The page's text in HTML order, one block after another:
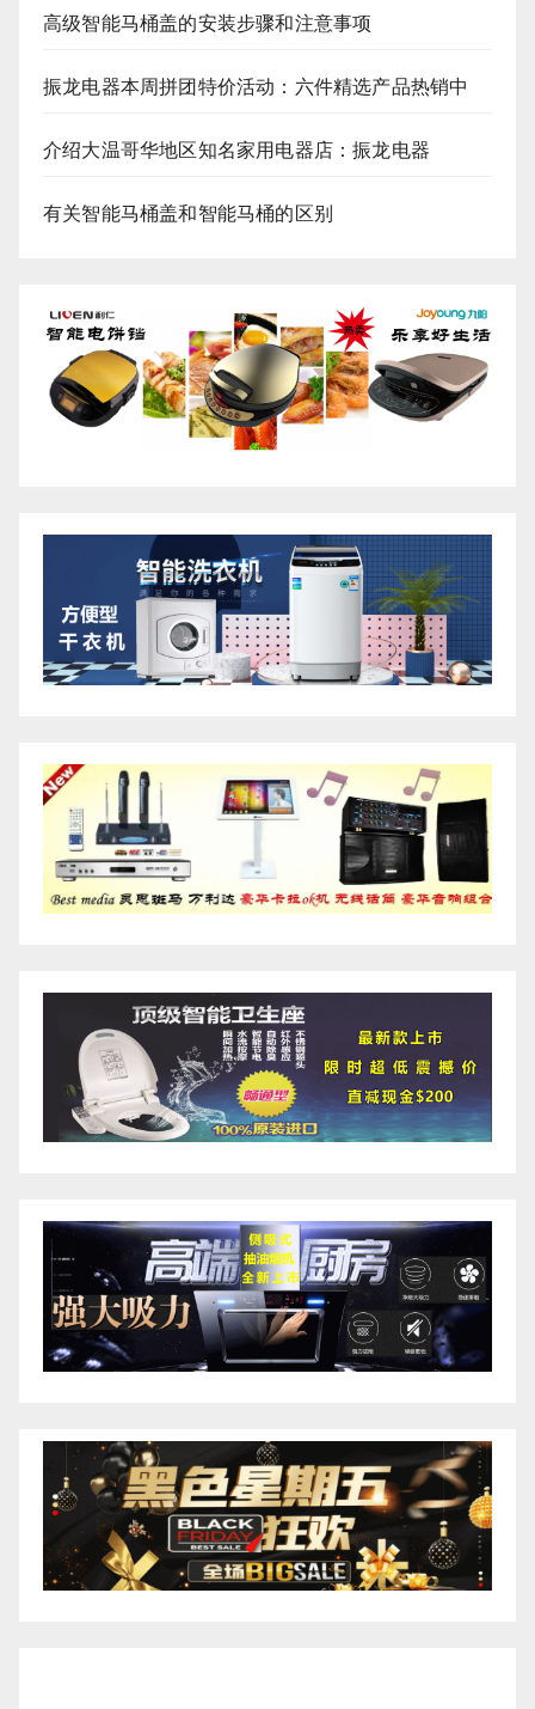
高级智能马桶盖的安装步骤和注意事项
振龙电器本周拼团特价活动：六件精选产品热销中
介绍大温哥华地区知名家用电器店：振龙电器
有关智能马桶盖和智能马桶的区别